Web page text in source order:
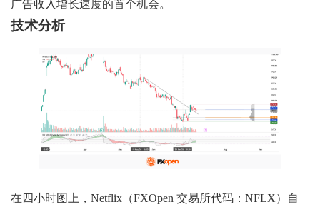
广告收入增长速度的首个机会。
技术分析
在四小时图上，Netflix（FXOpen 交易所代码：NFLX）自